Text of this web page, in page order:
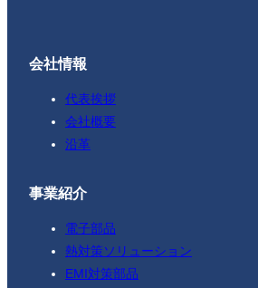
会社情報
代表挨拶
会社概要
沿革
事業紹介
電子部品
熱対策ソリューション
EMI対策部品